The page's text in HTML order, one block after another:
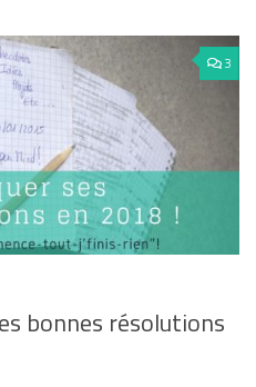
3
bonnes résolutions